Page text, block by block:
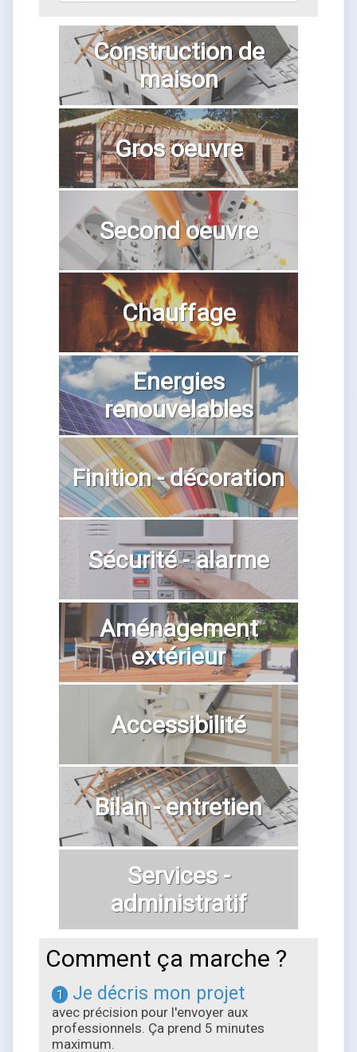
Construction de
maison
Gros oeuvre
Second oeuvre
Chauffage
Energies
renouvelables
Finition - décoration
Sécurité - alarme
Aménagement
extérieur
Accessibilité
Bilan - entretien
Services -
administratif
Comment ça marche ?
1 Je décris mon projet
avec précision pour l'envoyer aux
professionnels. Ça prend 5 minutes
maximum.